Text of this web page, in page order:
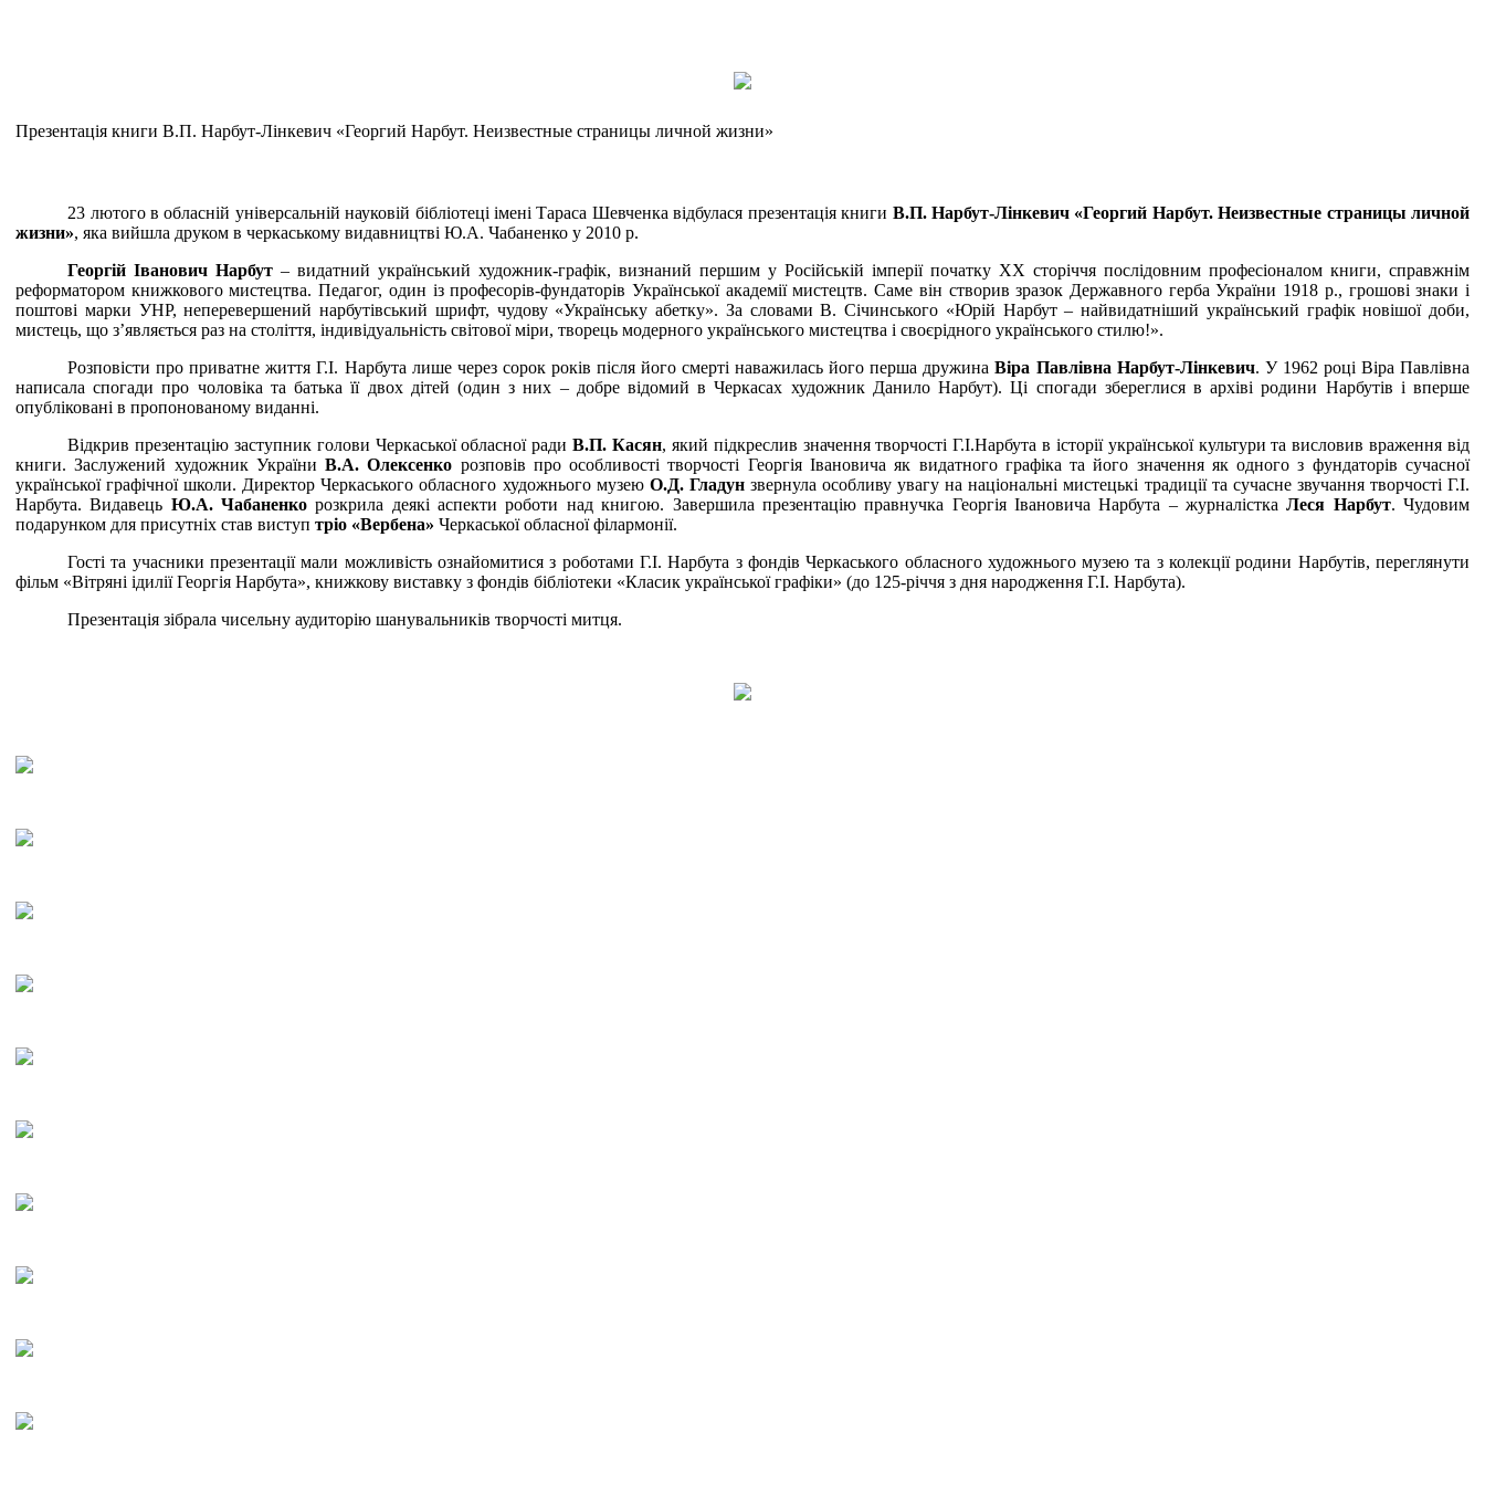
Презентація книги В.П. Нарбут-Лінкевич «Георгий Нарбут. Неизвестные страницы личной жизни»
23 лютого в обласній універсальній науковій бібліотеці імені Тараса Шевченка відбулася презентація книги В.П. Нарбут-Лінкевич «Георгий Нарбут. Неизвестные страницы личной
жизни», яка вийшла друком в черкаському видавництві Ю.А. Чабаненко у 2010 р.
Георгій Іванович Нарбут – видатний український художник-графік, визнаний першим у Російській імперії початку ХХ сторіччя послідовним професіоналом книги, справжнім
реформатором книжкового мистецтва. Педагог, один із професорів-фундаторів Української академії мистецтв. Саме він створив зразок Державного герба України 1918 р., грошові знаки і
поштові марки УНР, неперевершений нарбутівський шрифт, чудову «Українську абетку». За словами В. Січинського «Юрій Нарбут – найвидатніший український графік новішої доби,
мистець, що з’являється раз на століття, індивідуальність світової міри, творець модерного українського мистецтва і своєрідного українського стилю!».
Розповісти про приватне життя Г.І. Нарбута лише через сорок років після його смерті наважилась його перша дружинаВіра Павлівна Нарбут-Лінкевич. У 1962 році Віра Павлівна
написала спогади про чоловіка та батька її двох дітей (один з них – добре відомий в Черкасах художник Данило Нарбут). Ці спогади збереглися в архіві родини Нарбутів і вперше
опубліковані в пропонованому виданні.
Відкрив презентацію заступник голови Черкаської обласної радиВ.П. Касян, який підкреслив значення творчості Г.І.Нарбута в історії української культури та висловив враження від
книги. Заслужений художник УкраїниВ.А. Олексенко розповів про особливості творчості Георгія Івановича як видатного графіка та його значення як одного з фундаторів сучасної
української графічної школи. Директор Черкаського обласного художнього музею О.Д. Гладунзвернула особливу увагу на національні мистецькі традиції та сучасне звучання творчості Г.І.
Нарбута. Видавець Ю.А. Чабаненко розкрила деякі аспекти роботи над книгою. Завершила презентацію правнучка Георгія Івановича Нарбута – журналісткаЛеся Нарбут. Чудовим
подарунком для присутніх став виступ тріо «Вербена» Черкаської обласної філармонії.
Гості та учасники презентації мали можливість ознайомитися з роботами Г.І. Нарбута з фондів Черкаського обласного художнього музею та з колекції родини Нарбутів, переглянути
фільм «Вітряні ідилії Георгія Нарбута», книжкову виставку з фондів бібліотеки «Класик української графіки» (до 125-річчя з дня народження Г.І. Нарбута).
Презентація зібрала чисельну аудиторію шанувальників творчості митця.